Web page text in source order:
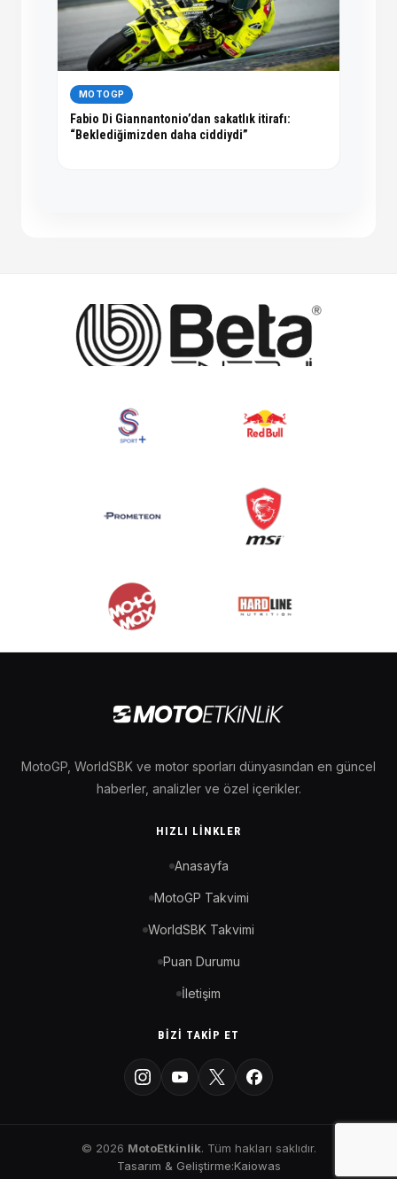
MOTOGP
Fabio Di Giannantonio’dan sakatlık itirafı:
“Beklediğimizden daha ciddiydi”
MotoGP, WorldSBK ve motor sporları dünyasından en güncel
haberler, analizler ve özel içerikler.
HIZLI LINKLER
Anasayfa
MotoGP Takvimi
WorldSBK Takvimi
Puan Durumu
İletişim
BIZI TAKIP ET
© 2026 MotoEtkinlik. Tüm hakları saklıdır.
Tasarım & Geliştirme:Kaiowas